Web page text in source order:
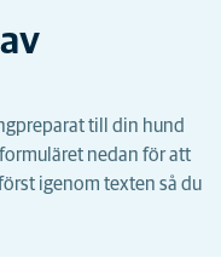
till din hund
nedan för att
igenom texten så du